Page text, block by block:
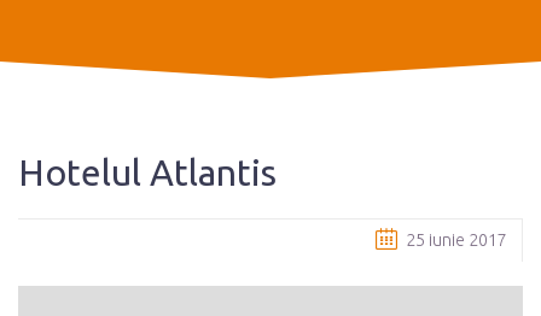
Hotelul Atlantis
25 iunie 2017